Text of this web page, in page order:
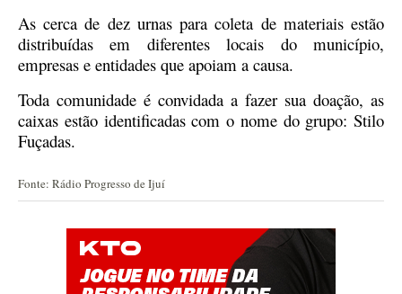
As cerca de dez urnas para coleta de materiais estão
distribuídas em diferentes locais do município,
empresas e entidades que apoiam a causa.
Toda comunidade é convidada a fazer sua doação, as
caixas estão identificadas com o nome do grupo: Stilo
Fuçadas.
Fonte: Rádio Progresso de Ijuí